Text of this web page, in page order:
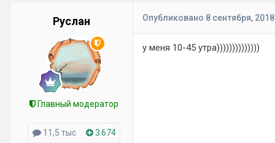
Руслан
Главный модератор
11,5 тыс 3 674
Опубликовано 8 сентября, 2018
у меня 10-45 утра))))))))))))))